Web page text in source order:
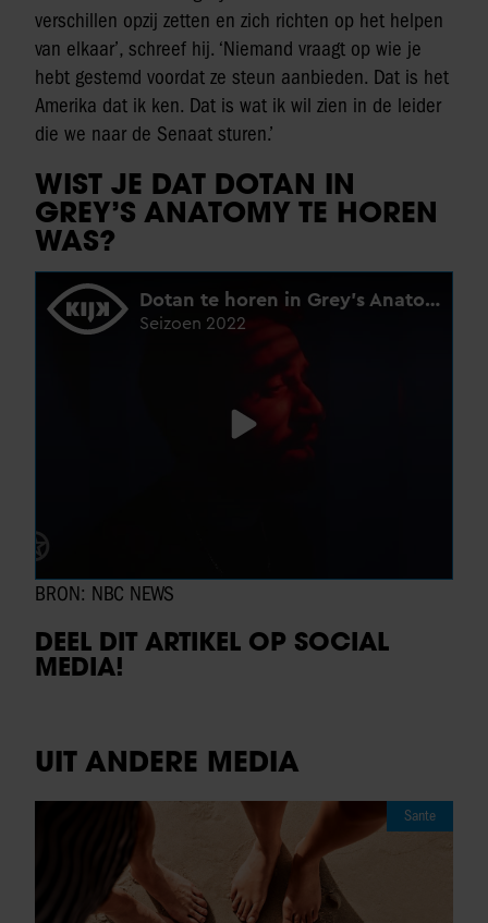
verschillen opzij zetten en zich richten op het helpen
van elkaar’, schreef hij. ‘Niemand vraagt op wie je
hebt gestemd voordat ze steun aanbieden. Dat is het
Amerika dat ik ken. Dat is wat ik wil zien in de leider
die we naar de Senaat sturen.’
WIST JE DAT DOTAN IN
GREY’S ANATOMY TE HOREN
WAS?
BRON: NBC NEWS
DEEL DIT ARTIKEL OP SOCIAL
MEDIA!
UIT ANDERE MEDIA
Sante